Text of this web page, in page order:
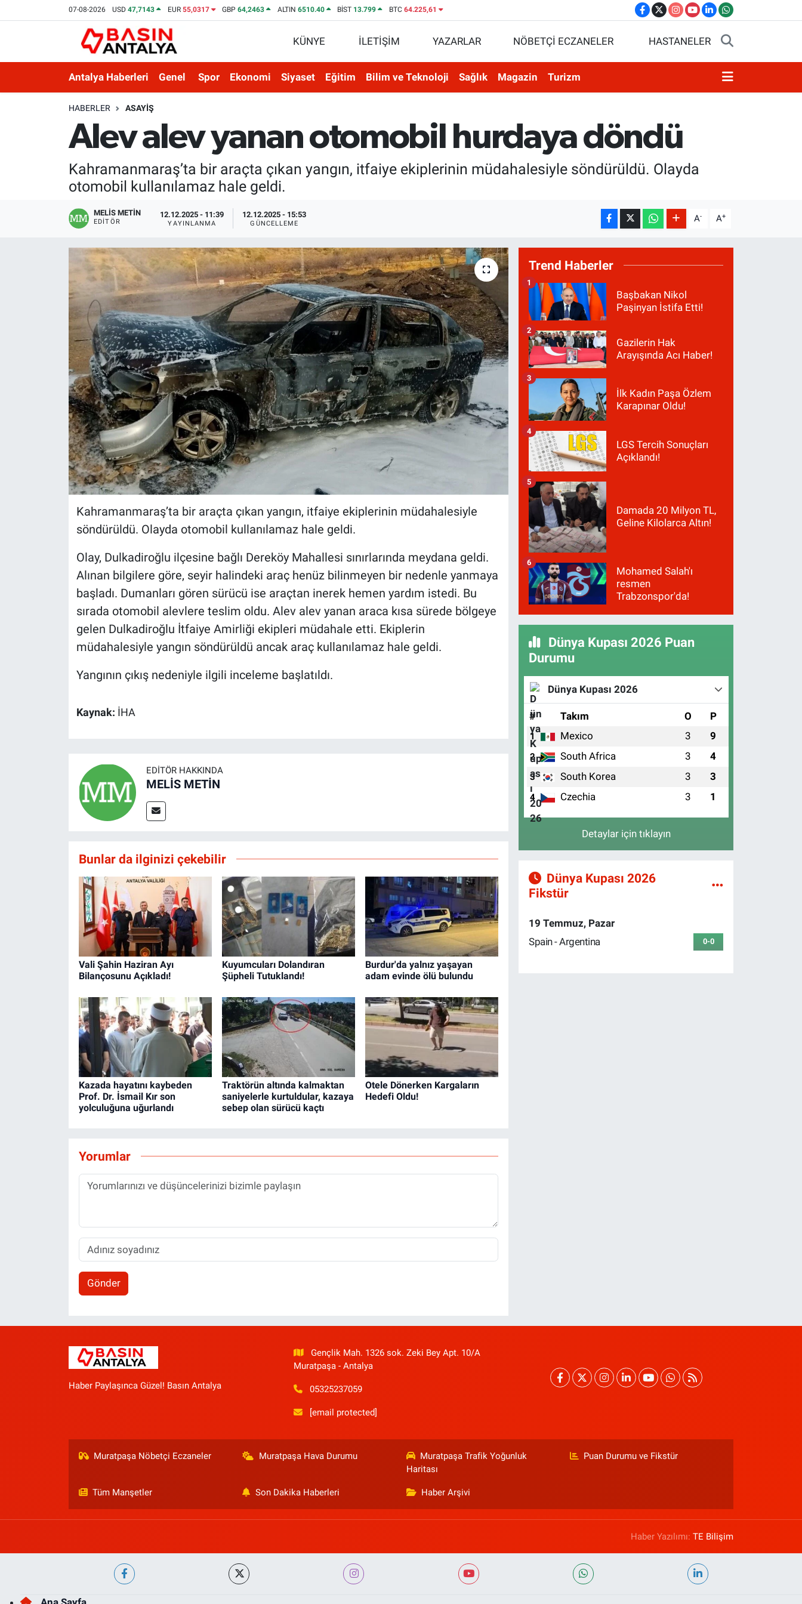
07-08-2026 USD47,7143 EUR 55,0317 GBP64,2463 ALTIN 6510.40 BİST 13.799 BTC 64.225,61
KÜNYE İLETİŞİM YAZARLAR NÖBETÇİ ECZANELER HASTANELER
Antalya Haberleri Genel Spor Ekonomi Siyaset Eğitim Bilim ve Teknoloji Sağlık Magazin Turizm
HABERLER ASAYIŞ
Alev alev yanan otomobil hurdaya döndü
Kahramanmaraş’ta bir araçta çıkan yangın, itfaiye ekiplerinin müdahalesiyle söndürüldü. Olayda
otomobil kullanılamaz hale geldi.
MELİS METİN
EDITÖR
12.12.2025 - 11:39
YAYINLANMA
12.12.2025 - 15:53
GÜNCELLEME A- A+
Kahramanmaraş’ta bir araçta çıkan yangın, itfaiye ekiplerinin müdahalesiyle
söndürüldü. Olayda otomobil kullanılamaz hale geldi.
Olay, Dulkadiroğlu ilçesine bağlı Dereköy Mahallesi sınırlarında meydana geldi.
Alınan bilgilere göre, seyir halindeki araç henüz bilinmeyen bir nedenle yanmaya
başladı. Dumanları gören sürücü ise araçtan inerek hemen yardım istedi. Bu
sırada otomobil alevlere teslim oldu. Alev alev yanan araca kısa sürede bölgeye
gelen Dulkadiroğlu İtfaiye Amirliği ekipleri müdahale etti. Ekiplerin
müdahalesiyle yangın söndürüldü ancak araç kullanılamaz hale geldi.
Yangının çıkış nedeniyle ilgili inceleme başlatıldı.
Kaynak: İHA
EDITÖR HAKKINDA
MELİS METİN
Bunlar da ilginizi çekebilir
Vali Şahin Haziran Ayı
Bilançosunu Açıkladı!
Kuyumcuları Dolandıran
Şüpheli Tutuklandı!
Burdur'da yalnız yaşayan
adam evinde ölü bulundu
Kazada hayatını kaybeden
Prof. Dr. İsmail Kır son
yolculuğuna uğurlandı
Traktörün altında kalmaktan
saniyelerle kurtuldular, kazaya
sebep olan sürücü kaçtı
Otele Dönerken Kargaların
Hedefi Oldu!
Yorumlar
Gönder
Trend Haberler
Başbakan Nikol
Paşinyan İstifa Etti!
1
Gazilerin Hak
Arayışında Acı Haber!
2
İlk Kadın Paşa Özlem
Karapınar Oldu!
3
LGS Tercih Sonuçları
Açıklandı!
4
Damada 20 Milyon TL,
Geline Kilolarca Altın!
5
Mohamed Salah'ı
resmen
Trabzonspor'da!
6
Dünya Kupası 2026 Puan
Durumu
Dünya Kupası 2026
# Takım O P
1 Mexico 3 9
2 South Africa 3 4
3 South Korea 3 3
4 Czechia 3 1
Detaylar için tıklayın
Dünya Kupası 2026
Fikstür
19 Temmuz, Pazar
Spain - Argentina
0-0
Haber Paylaşınca Güzel! Basın Antalya
Gençlik Mah. 1326 sok. Zeki Bey Apt. 10/A
Muratpaşa - Antalya
05325237059
[email protected]
Muratpaşa Nöbetçi Eczaneler Muratpaşa Hava Durumu
Muratpaşa Trafik Yoğunluk
Haritası
Puan Durumu ve Fikstür
Tüm Manşetler Son Dakika Haberleri Haber Arşivi
Haber Yazılımı:TE Bilişim